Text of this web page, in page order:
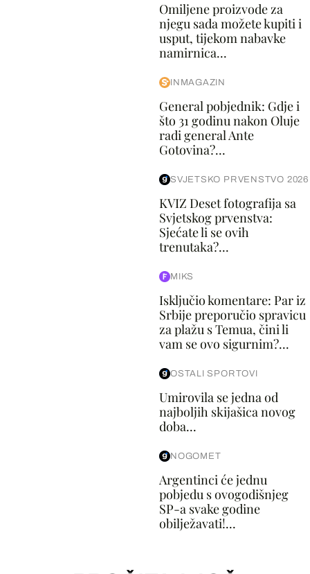
Omiljene proizvode za
njegu sada možete kupiti i
usput, tijekom nabavke
namirnica...
INMAGAZIN
General pobjednik: Gdje i
što 31 godinu nakon Oluje
radi general Ante
Gotovina?...
SVJETSKO PRVENSTVO 2026
KVIZ Deset fotografija sa
Svjetskog prvenstva:
Sjećate li se ovih
trenutaka?...
MIKS
Isključio komentare: Par iz
Srbije preporučio spravicu
za plažu s Temua, čini li
vam se ovo sigurnim?...
OSTALI SPORTOVI
Umirovila se jedna od
najboljih skijašica novog
doba...
NOGOMET
Argentinci će jednu
pobjedu s ovogodišnjeg
SP-a svake godine
obilježavati!...